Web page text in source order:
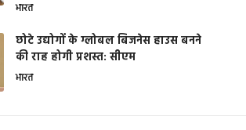
भारत
छोटे उद्योगों के ग्लोबल बिजनेस हाउस बनने
की राह होगी प्रशस्त: सीएम
भारत